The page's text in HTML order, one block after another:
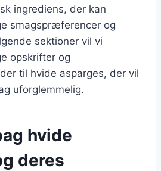
ingrediens, der kan
smagspræferencer og
sektioner vil vi
opskrifter og
til hvide asparges, der vil
uforglemmelig.
hvide
deres